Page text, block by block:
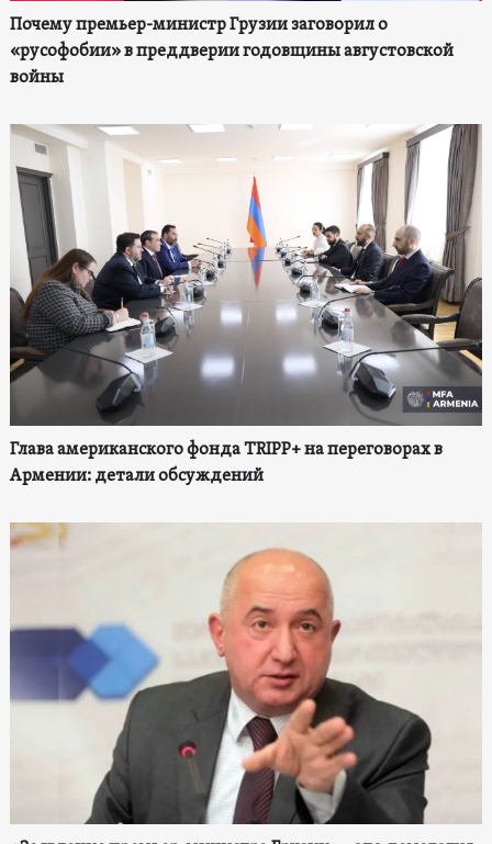
Почему премьер-министр Грузии заговорил о
«русофобии» в преддверии годовщины августовской
войны
Глава американского фонда TRIPP+ на переговорах в
Армении: детали обсуждений